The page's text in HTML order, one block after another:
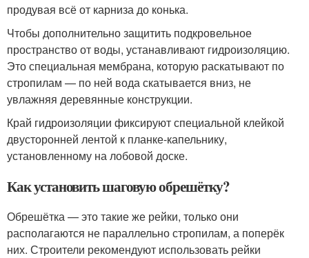
продувая всё от карниза до конька.
Чтобы дополнительно защитить подкровельное
пространство от воды, устанавливают гидроизоляцию.
Это специальная мембрана, которую раскатывают по
стропилам — по ней вода скатывается вниз, не
увлажняя деревянные конструкции.
Край гидроизоляции фиксируют специальной клейкой
двусторонней лентой к планке-капельнику,
установленному на лобовой доске.
Как установить шаговую обрешётку?
Обрешётка — это такие же рейки, только они
располагаются не параллельно стропилам, а поперёк
них. Строители рекомендуют использовать рейки